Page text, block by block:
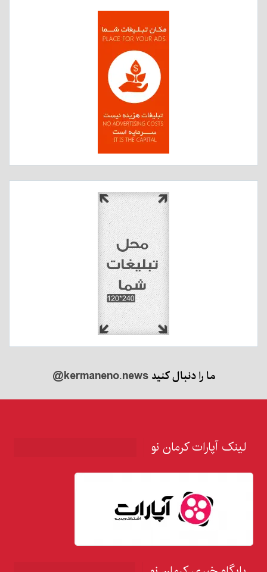
ما را دنبال کنید@kermaneno.news
لینک آپارات کرمان نو